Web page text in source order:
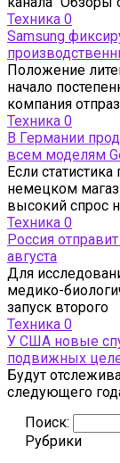
Техника 0
Samsung
Положение
начало
компания
Техника 0
В Германии
всем моделям
Если
немецком
высокий спрос
Техника 0
Россия
августа
Для
медико-
запуск второго
Техника 0
У США новые
подвижных
Будут
следующего
Поиск:
Рубрики